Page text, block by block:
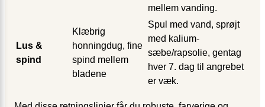
mellem vanding.
Lus &
spind
Klæbrig
honningdug, fine
spind mellem
bladene
Spul med vand, sprøjt
med kalium­
sæbe/rapsolie, gentag
hver 7. dag til angrebet
er væk.